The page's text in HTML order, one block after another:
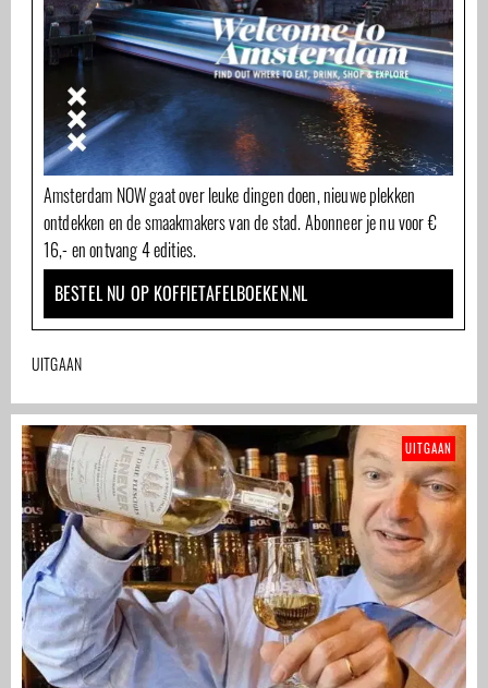
Amsterdam NOW gaat over leuke dingen doen, nieuwe plekken
ontdekken en de smaakmakers van de stad. Abonneer je nu voor €
16,- en ontvang 4 edities.
BESTEL NU OP KOFFIETAFELBOEKEN.NL
UITGAAN
UITGAAN